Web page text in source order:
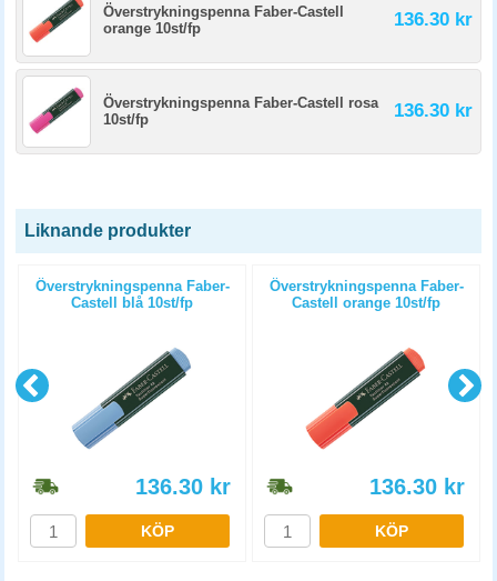
Överstrykningspenna Faber-Castell
orange 10st/fp
136.30 kr
Överstrykningspenna Faber-Castell rosa
10st/fp
136.30 kr
Liknande produkter
Överstrykningspenna Faber-
Castell blå 10st/fp
136.30 kr
KÖP
Överstrykningspenna Faber-
Castell orange 10st/fp
136.30 kr
KÖP